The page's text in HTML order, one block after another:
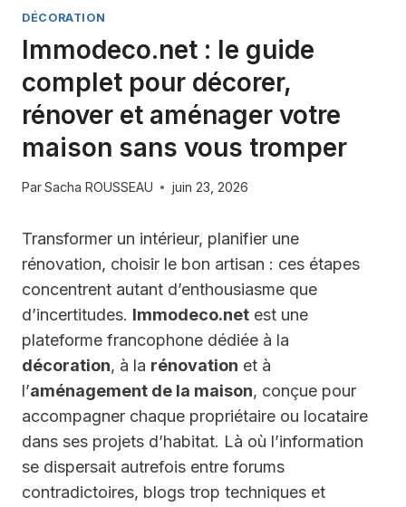
DÉCORATION
Immodeco.net : le guide
complet pour décorer,
rénover et aménager votre
maison sans vous tromper
ParSacha ROUSSEAU juin 23, 2026
Transformer un intérieur, planifier une
rénovation, choisir le bon artisan : ces étapes
concentrent autant d’enthousiasme que
d’incertitudes. Immodeco.net est une
plateforme francophone dédiée à la
décoration, à la rénovation et à
l’aménagement de la maison, conçue pour
accompagner chaque propriétaire ou locataire
dans ses projets d’habitat. Là où l’information
se dispersait autrefois entre forums
contradictoires, blogs trop techniques et